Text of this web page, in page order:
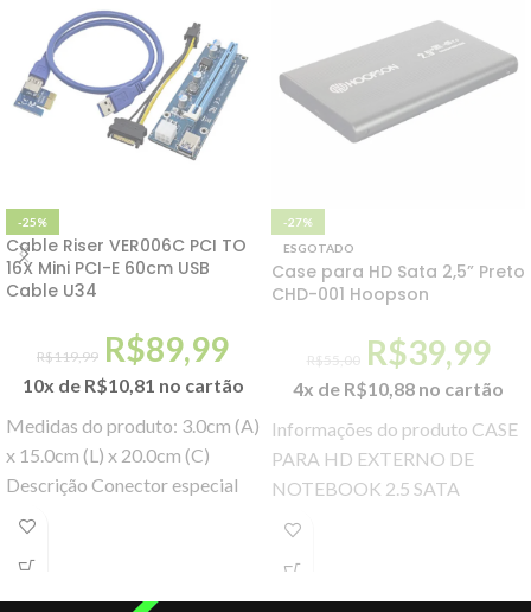
-25%
Cable Riser VER006C PCI TO
16X Mini PCI-E 60cm USB
Cable U34
R$119,99 R$89,99
10x de R$10,81 no cartão
Medidas do produto: 3.0cm (A)
x 15.0cm (L) x 20.0cm (C)
Descrição Conector especial
-27%
ESGOTADO
Case para HD Sata 2,5” Preto
CHD-001 Hoopson
R$55,00 R$39,99
4x de R$10,88 no cartão
Informações do produto CASE
PARA HD EXTERNO DE
NOTEBOOK 2.5 SATA
INFORMAÇÕES